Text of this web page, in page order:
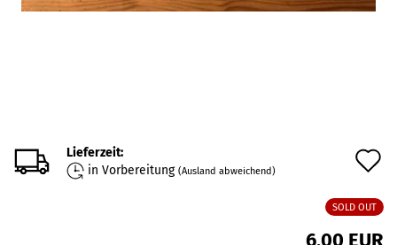
Lieferzeit:
in Vorbereitung (Ausland abweichend)
SOLD OUT
6,00 EUR